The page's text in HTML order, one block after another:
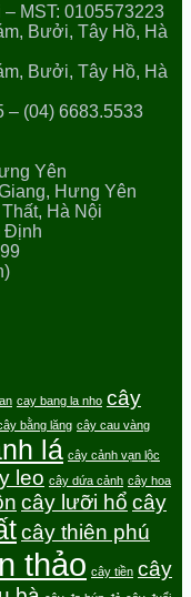
MST: 0105573223
Bưởi, Tây Hồ, Hà
Bưởi, Tây Hồ, Hà
– (04) 6683.5533
Yên
Hưng Yên
Hà Nội
Định
cay bang la nho cây
bằng lăng cây cau vàng
lá cây cảnh vạn lộc
leo cây dứa cảnh cây hoa
cây lưỡi hổ cây
cây thiên phú
thảo cây tiền cây